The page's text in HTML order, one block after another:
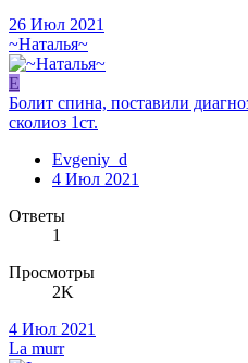
26 Июл 2021
~Наталья~
E
Болит спина, поставили
сколиоз 1ст.
Evgeniy_d
4 Июл 2021
Ответы
1
Просмотры
2K
4 Июл 2021
La murr